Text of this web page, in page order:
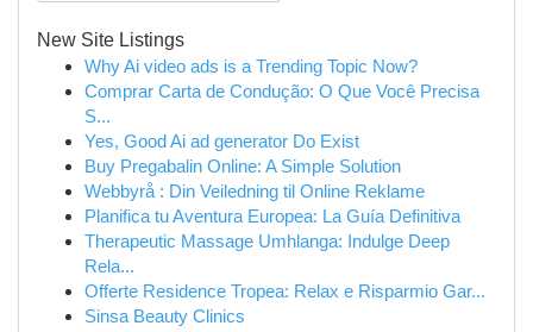
New Site Listings
Why Ai video ads is a Trending Topic Now?
Comprar Carta de Condução: O Que Você Precisa
S...
Yes, Good Ai ad generator Do Exist
Buy Pregabalin Online: A Simple Solution
Webbyrå : Din Veiledning til Online Reklame
Planifica tu Aventura Europea: La Guía Definitiva
Therapeutic Massage Umhlanga: Indulge Deep
Rela...
Offerte Residence Tropea: Relax e Risparmio Gar...
Sinsa Beauty Clinics